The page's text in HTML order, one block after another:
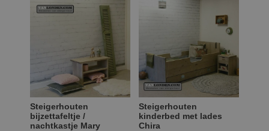
Steigerhouten
bijzettafeltje /
nachtkastje Mary
Steigerhouten
kinderbed met lades
Chira